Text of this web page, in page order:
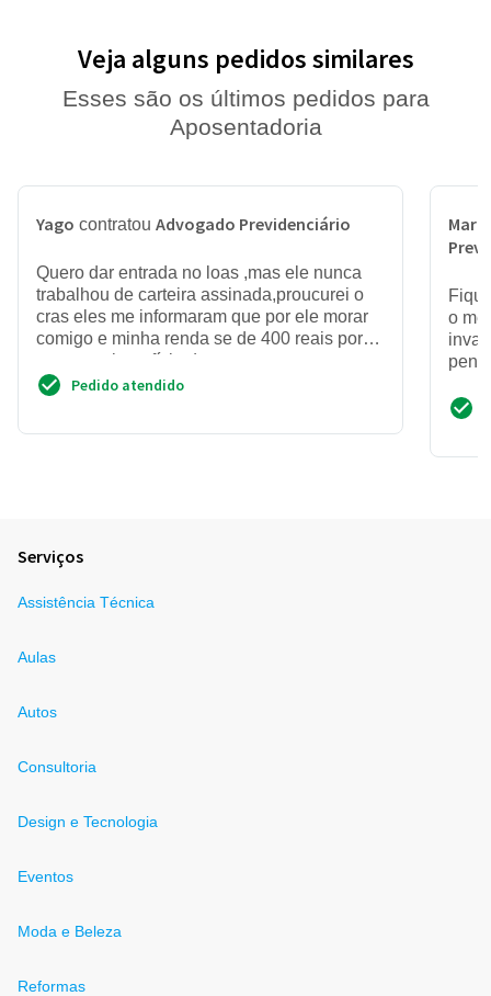
Veja alguns pedidos similares
Esses são os últimos pedidos para
Aposentadoria
Yago contratou Advogado Previdenciário
Quero dar entrada no loas ,mas ele nunca
trabalhou de carteira assinada,proucurei o
cras eles me informaram que por ele morar
comigo e minha renda se de 400 reais por
pessoa o benefício d...
Pedido atendido
o
penti
Serviços
Assistência Técnica
Aulas
Autos
Consultoria
Design e Tecnologia
Eventos
Moda e Beleza
Reformas